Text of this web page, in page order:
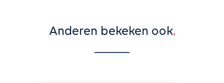
Anderen bekeken ook